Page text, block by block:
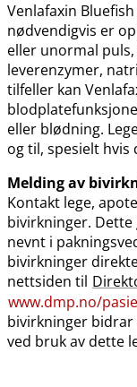
Venlafaxin
nødvendigvis er
eller unormal
leverenzymer,
tilfeller kan
eller blødning.
og til, spesielt hvis
Melding av
Kontakt lege,
bivirkninger.
nevnt i
bivirkninger
nettsiden til
www.dmp.no​/​
bivirkninger
ved bruk av dette